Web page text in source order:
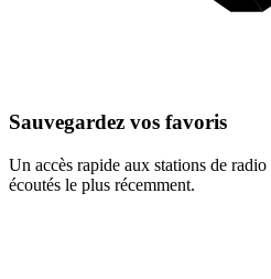
Sauvegardez vos favoris
Un accès rapide aux stations de
écoutés le plus récemment.